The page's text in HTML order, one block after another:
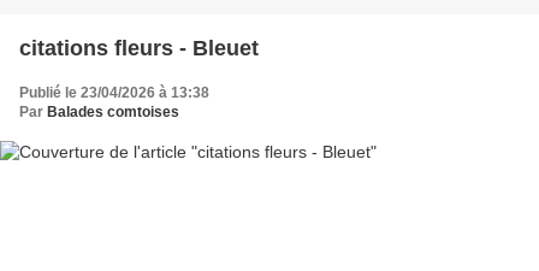
citations fleurs - Bleuet
Publié le 23/04/2026 à 13:38
Par Balades comtoises